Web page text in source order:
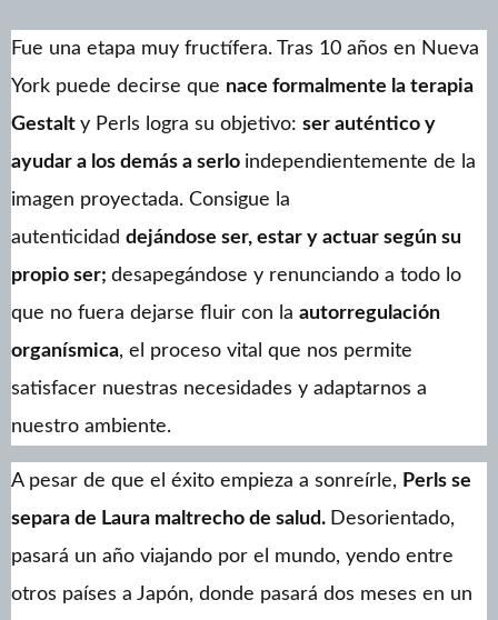
Fue una etapa muy fructífera. Tras 10 años en Nueva
York puede decirse que nace formalmente la terapia
Gestalt y Perls logra su objetivo: ser auténtico y
ayudar a los demás a serlo independientemente de la
imagen proyectada. Consigue la
autenticidad dejándose ser, estar y actuar según su
propio ser; desapegándose y renunciando a todo lo
que no fuera dejarse fluir con la autorregulación
organísmica, el proceso vital que nos permite
satisfacer nuestras necesidades y adaptarnos a
nuestro ambiente.
A pesar de que el éxito empieza a sonreírle, Perls se
separa de Laura maltrecho de salud. Desorientado,
pasará un año viajando por el mundo, yendo entre
otros países a Japón, donde pasará dos meses en un